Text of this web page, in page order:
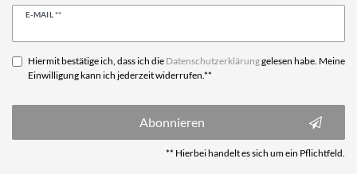
E-MAIL **
Newsletter
Hiermit bestätige ich, dass ich die Daten­schutz­erklärunggelesen habe. Meine
Einwilligung kann ich jederzeit widerrufen.**
Abonnieren
** Hierbei handelt es sich um ein Pflichtfeld.